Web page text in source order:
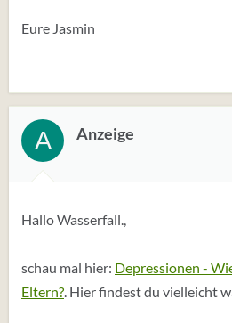
Eure Jasmin
A Anzeige
Hallo Wasserfall.,
schau mal hier: Depressionen -
Eltern?. Hier findest du vielleicht